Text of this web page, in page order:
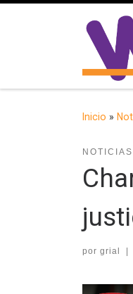
Saltar al contenido
Inicio »
NOTICIAS
por grial